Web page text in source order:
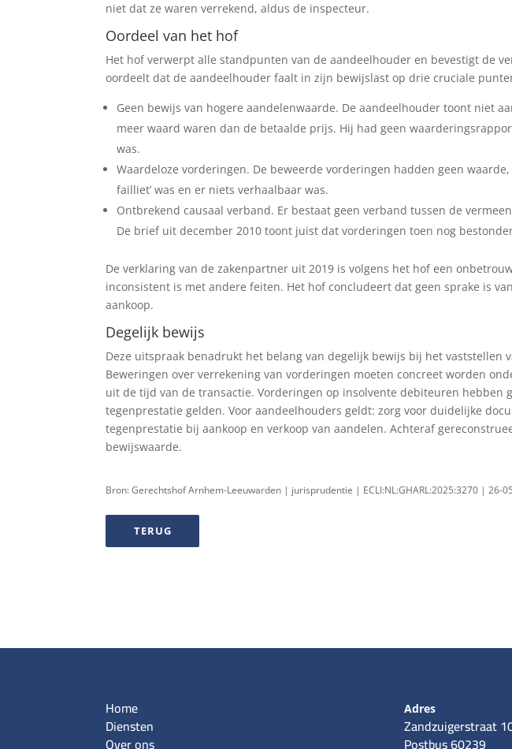
niet dat ze waren verrekend, aldus de inspecteur.
Oordeel van het hof
Het hof verwerpt alle standpunten van de aandeelhouder en bevestigt de
oordeelt dat de aandeelhouder faalt in zijn bewijslast op drie cruciale
Geen bewijs van hogere aandelenwaarde. De aandeelhouder toont niet
meer waard waren dan de betaalde prijs. Hij had geen
was.
Waardeloze vorderingen. De beweerde vorderingen hadden geen
failliet’ was en er niets verhaalbaar was.
Ontbrekend causaal verband. Er bestaat geen verband tussen de
De brief uit december 2010 toont juist dat vorderingen toen nog
De verklaring van de zakenpartner uit 2019 is volgens het hof een
inconsistent is met andere feiten. Het hof concludeert dat geen sprake is
aankoop.
Degelijk bewijs
Deze uitspraak benadrukt het belang van degelijk bewijs bij het vaststellen
Beweringen over verrekening van vorderingen moeten concreet worden
uit de tijd van de transactie. Vorderingen op insolvente debiteuren hebben
tegenprestatie gelden. Voor aandeelhouders geldt: zorg voor duidelijke
tegenprestatie bij aankoop en verkoop van aandelen. Achteraf
bewijswaarde.
Bron: Gerechtshof Arnhem-Leeuwarden | jurisprudentie | ECLI:NL:GHARL:2025:3270 | 26-
TERUG
Home
Diensten
Over ons
Adres
Zandzuigerstraat
Postbus 60239